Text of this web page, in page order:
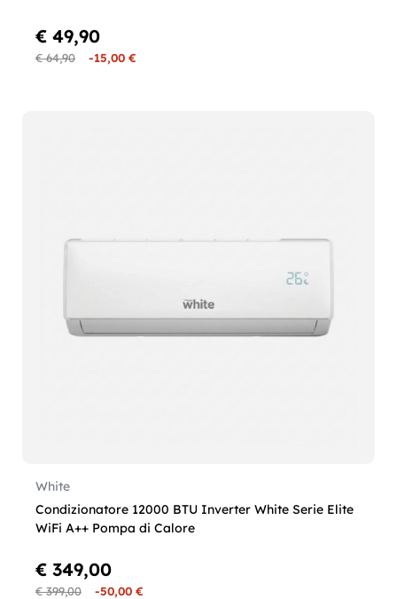
€ 64,90 -15,00 €
€ 49,90
White
Condizionatore 12000 BTU Inverter White Serie Elite
WiFi A++ Pompa di Calore
€ 399,00 -50,00 €
€ 349,00